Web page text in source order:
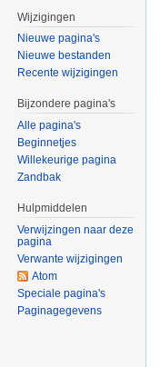
Wijzigingen
Nieuwe pagina's
Nieuwe bestanden
Recente wijzigingen
Bijzondere pagina's
Alle pagina's
Beginnetjes
Willekeurige pagina
Zandbak
Hulpmiddelen
Verwijzingen naar deze
pagina
Verwante wijzigingen
Atom
Speciale pagina's
Paginagegevens